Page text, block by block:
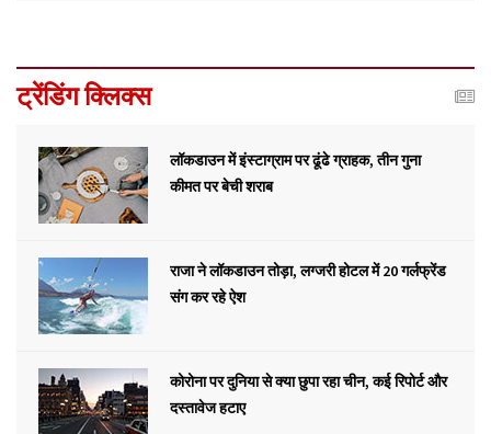
ट्रेंडिंग क्लिक्स
लॉकडाउन में इंस्टाग्राम पर ढूंढे ग्राहक, तीन गुना
कीमत पर बेची शराब
राजा ने लॉकडाउन तोड़ा, लग्जरी होटल में 20 गर्लफ्रेंड
संग कर रहे ऐश
कोरोना पर दुनिया से क्या छुपा रहा चीन, कई रिपोर्ट और
दस्तावेज हटाए